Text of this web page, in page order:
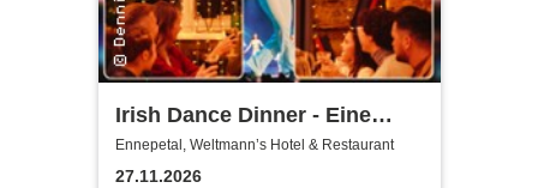
Irish Dance Dinner - Eine
Around Irish Dance Show
Ennepetal, Weltmann’s Hotel & Restaurant
27.11.2026